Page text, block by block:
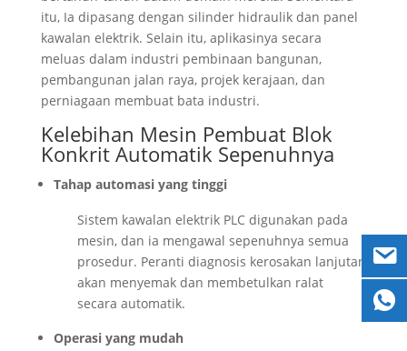
itu, Ia dipasang dengan silinder hidraulik dan panel
kawalan elektrik. Selain itu, aplikasinya secara
meluas dalam industri pembinaan bangunan,
pembangunan jalan raya, projek kerajaan, dan
perniagaan membuat bata industri.
Kelebihan Mesin Pembuat Blok
Konkrit Automatik Sepenuhnya
Tahap automasi yang tinggi
Sistem kawalan elektrik PLC digunakan pada
mesin, dan ia mengawal sepenuhnya semua
prosedur. Peranti diagnosis kerosakan lanjutan
akan menyemak dan membetulkan ralat
secara automatik.
Operasi yang mudah